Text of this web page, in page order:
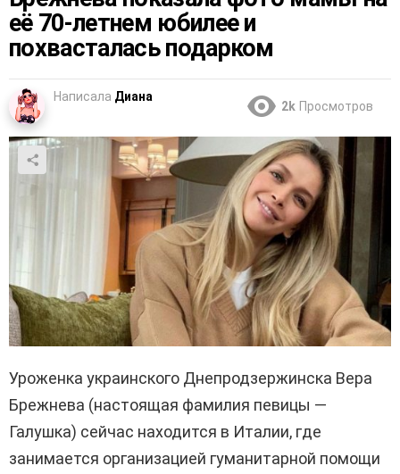
её 70-летнем юбилее и
похвасталась подарком
Написала Диана
2k Просмотров
Уроженка украинского Днепродзержинска Вера
Брежнева (настоящая фамилия певицы —
Галушка) сейчас находится в Италии, где
занимается организацией гуманитарной помощи